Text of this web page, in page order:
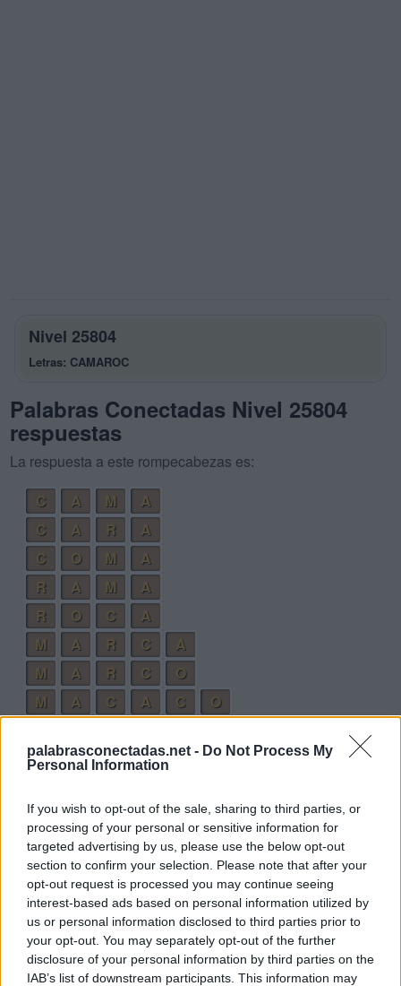
palabrasconectadas.net - Do Not Process My
Personal Information
If you wish to opt-out of the sale, sharing to third parties, or
processing of your personal or sensitive information for
targeted advertising by us, please use the below opt-out
section to confirm your selection. Please note that after your
opt-out request is processed you may continue seeing
interest-based ads based on personal information utilized by
us or personal information disclosed to third parties prior to
your opt-out. You may separately opt-out of the further
disclosure of your personal information by third parties on the
IAB’s list of downstream participants. This information may
Nivel 25804
Letras: CAMAROC
Palabras Conectadas Nivel 25804
respuestas
La respuesta a este rompecabezas es:
C
A M
A
C
A R
A
C
O M
A
R
A M
A
R
O C
A
M
A R C
A
M
A R C
O
M
A C A C
O
Palabras extra:
R
A M
O
C
O R
A
M
O C
A
M
A C
A
C
A C A
O
M
A C R
O
M
A R
O